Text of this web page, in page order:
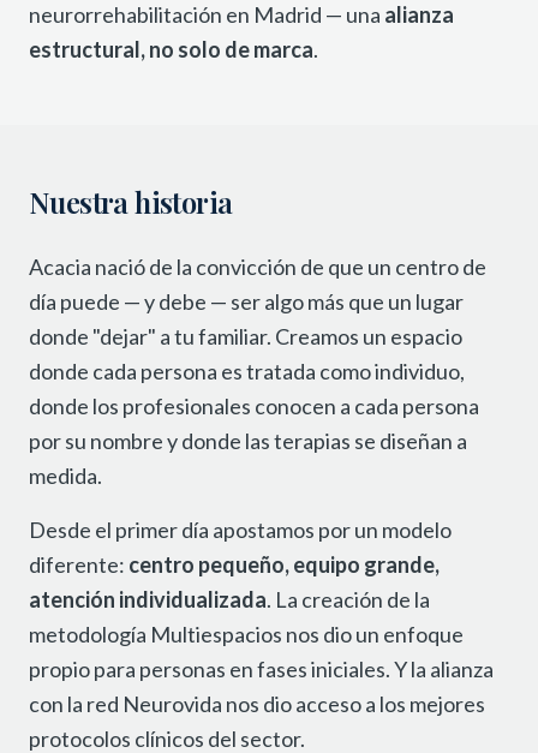
neurorrehabilitación en Madrid — una alianza
estructural, no solo de marca.
Nuestra historia
Acacia nació de la convicción de que un centro de
día puede — y debe — ser algo más que un lugar
donde "dejar" a tu familiar. Creamos un espacio
donde cada persona es tratada como individuo,
donde los profesionales conocen a cada persona
por su nombre y donde las terapias se diseñan a
medida.
Desde el primer día apostamos por un modelo
diferente: centro pequeño, equipo grande,
atención individualizada. La creación de la
metodología Multiespacios nos dio un enfoque
propio para personas en fases iniciales. Y la alianza
con la red Neurovida nos dio acceso a los mejores
protocolos clínicos del sector.